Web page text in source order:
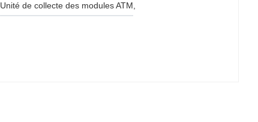
Unité de collecte des modules ATM